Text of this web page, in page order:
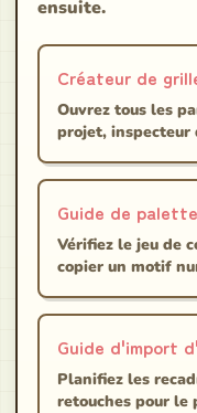
ensuite.
Créateur de
Ouvrez tous les
projet,
Guide de palette
Vérifiez le jeu de
copier un motif
Guide d'import
Planifiez les
retouches pour le